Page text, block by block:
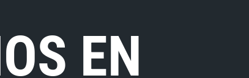
EN